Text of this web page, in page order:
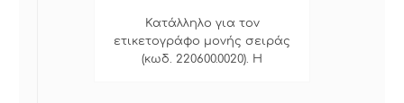
Κατάλληλο για τον
ετικετογράφο μονής σειράς
(κωδ. 220600.0020). Η